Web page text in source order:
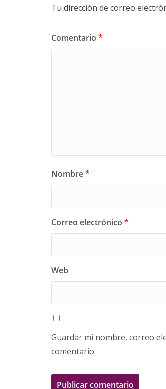
Tu dirección de correo
Comentario *
Nombre*
Correo electrónico *
Web
Guardar mi nombre, correo
comentario.